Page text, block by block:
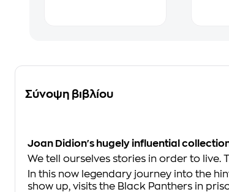
Σύνοψη βιβλίου
Joan Didion's hugely influential
We tell ourselves stories in order to live.
In this now legendary journey into the
show up, visits the Black Panthers in